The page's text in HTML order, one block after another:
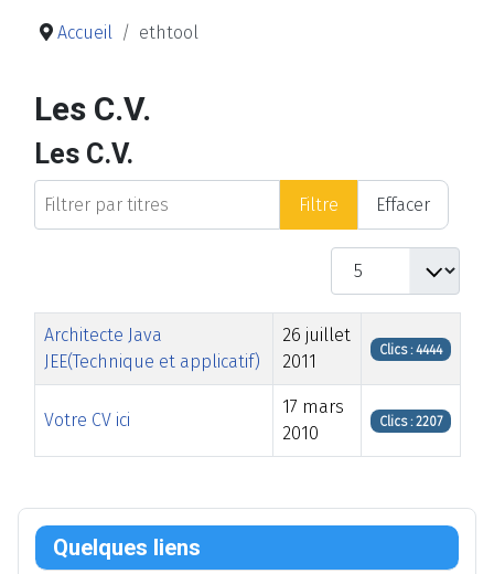
Accueil ethtool
Les C.V.
Les C.V.
Filtrer par titres
Filtre Effacer
Afficher #
Titre Date de modification Clics
Architecte Java
JEE(Technique et applicatif)
26 juillet
2011
Clics : 4444
Votre CV ici
17 mars
2010
Clics : 2207
Quelques liens